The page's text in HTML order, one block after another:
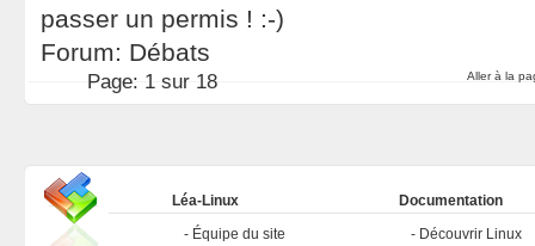
passer un permis ! :-)
Forum: Débats
Aller à la
Page: 1 sur 18
Léa-Linux
Équipe du site
Documentation
Découvrir Linux